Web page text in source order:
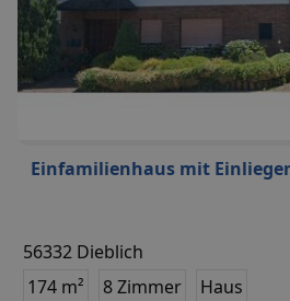
Einfamilienhaus mit
56332 Dieblich
174 m²
8 Zimmer Haus